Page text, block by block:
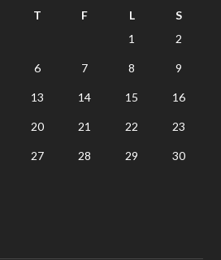
T F L
S
1
2
6 7 8 9
13 14 15 16
20 21 22 23
27 28 29 30